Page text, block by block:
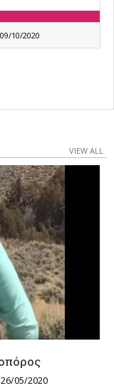
09/10/2020
VIEW ALL
26/05/2020